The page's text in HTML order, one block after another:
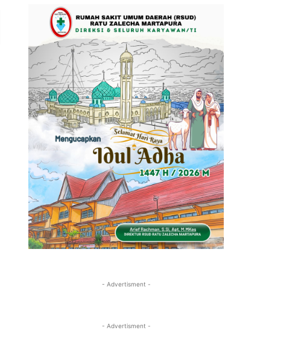
- Advertisment -
- Advertisment -